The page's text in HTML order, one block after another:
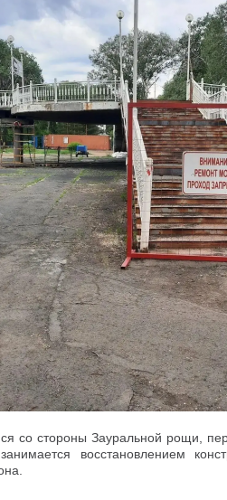
со стороны Зауральной рощи,
восстановлением